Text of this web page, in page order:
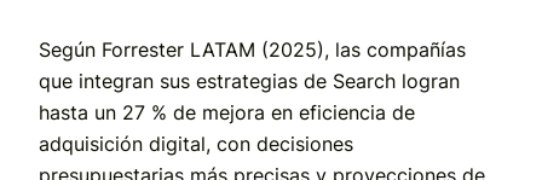
Según Forrester LATAM (2025), las compañías
que integran sus estrategias de Search logran
hasta un 27 % de mejora en eficiencia de
adquisición digital, con decisiones
presupuestarias más precisas y proyecciones de